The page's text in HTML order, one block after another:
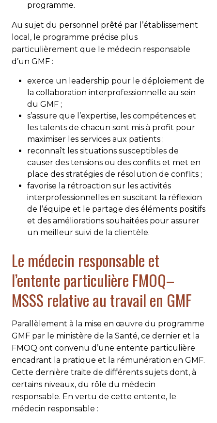
programme.
Au sujet du personnel prêté par l’établissement
local, le programme précise plus
particulièrement que le médecin responsable
d’un GMF :
exerce un leadership pour le déploiement de
la collaboration interprofessionnelle au sein
du GMF ;
s’assure que l’expertise, les compétences et
les talents de chacun sont mis à profit pour
maximiser les services aux patients ;
reconnaît les situations susceptibles de
causer des tensions ou des conflits et met en
place des stratégies de résolution de conflits ;
favorise la rétroaction sur les activités
interprofessionnelles en suscitant la réflexion
de l’équipe et le partage des éléments positifs
et des améliorations souhaitées pour assurer
un meilleur suivi de la clientèle.
Le médecin responsable et
l’entente particulière FMOQ–
MSSS relative au travail en GMF
Parallèlement à la mise en œuvre du programme
GMF par le ministère de la Santé, ce dernier et la
FMOQ ont convenu d’une entente particulière
encadrant la pratique et la rémunération en GMF.
Cette dernière traite de différents sujets dont, à
certains niveaux, du rôle du médecin
responsable. En vertu de cette entente, le
médecin responsable :